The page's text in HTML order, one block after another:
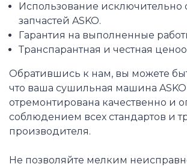
Использование исключительно
запчастей ASKO.
Гарантия на выполненные
Транспарантная и честная
Обратившись к нам, вы можете
что ваша сушильная машина ASKO
отремонтирована качественно и
соблюдением всех стандартов и
производителя.
Не позволяйте мелким